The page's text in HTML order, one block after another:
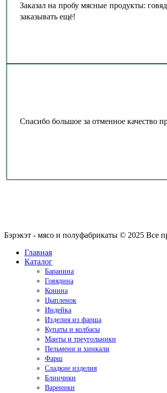
Заказал на пробу мясные продукты:
заказывать ещё!
Спасибо большое за отменное качество
Бэрэкэт - мясо и полуфабрикаты © 2025 Все
Главная
Каталог
Баранина
Говядина
Конина
Цыпленок
Индейка
Изделия из фарша
Купаты и колбасы
Манты и треугольники
Пельмени и хинкали
Фарш
Сладкие изделия
Блинчики
Вареники